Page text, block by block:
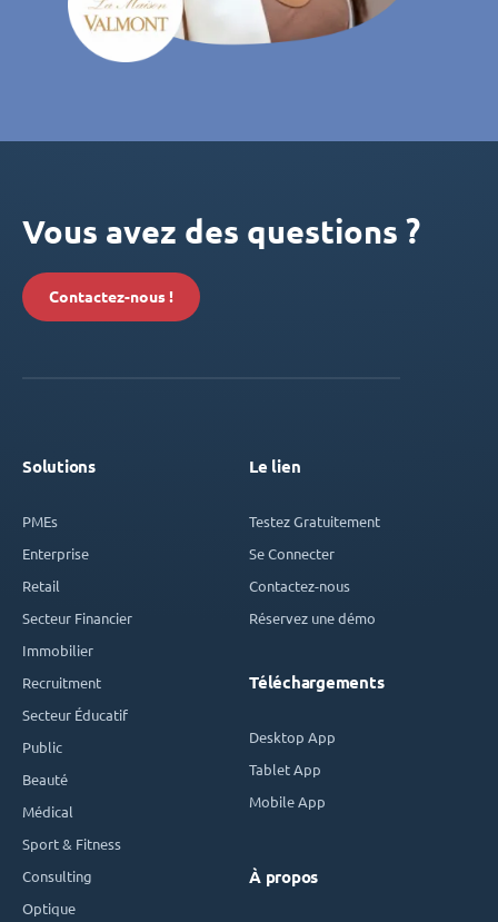
Vous avez des questions ?
Contactez-nous !
Solutions
PMEs
Enterprise
Retail
Secteur Financier
Immobilier
Recruitment
Secteur Éducatif
Public
Beauté
Médical
Sport & Fitness
Consulting
Optique
Le lien
Testez Gratuitement
Se Connecter
Contactez-nous
Réservez une démo
Téléchargements
Desktop App
Tablet App
Mobile App
À propos